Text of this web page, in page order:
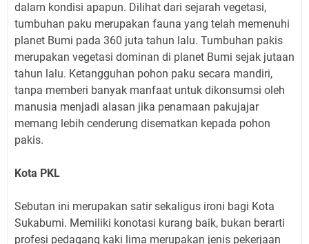
dalam kondisi apapun. Dilihat dari sejarah vegetasi,
tumbuhan paku merupakan fauna yang telah memenuhi
planet Bumi pada 360 juta tahun lalu. Tumbuhan pakis
merupakan vegetasi dominan di planet Bumi sejak jutaan
tahun lalu. Ketangguhan pohon paku secara mandiri,
tanpa memberi banyak manfaat untuk dikonsumsi oleh
manusia menjadi alasan jika penamaan pakujajar
memang lebih cenderung disematkan kepada pohon
pakis.
Kota PKL
Sebutan ini merupakan satir sekaligus ironi bagi Kota
Sukabumi. Memiliki konotasi kurang baik, bukan berarti
profesi pedagang kaki lima merupakan jenis pekerjaan